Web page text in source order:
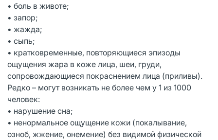
• боль в животе;
• запор;
• жажда;
• сыпь;
• кратковременные, повторяющиеся эпизоды
ощущения жара в коже лица, шеи, груди,
сопровождающиеся покраснением лица (приливы).
Редко – могут возникать не более чем у 1 из 1000
человек:
• нарушение сна;
• ненормальное ощущение кожи (покалывание,
озноб, жжение, онемение) без видимой физической